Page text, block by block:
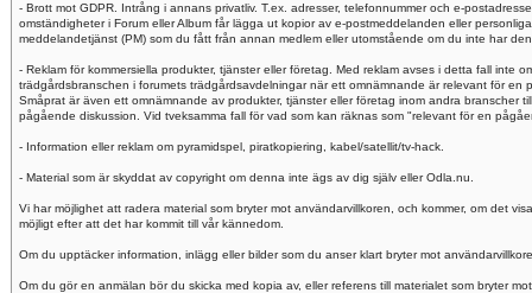
- Brott mot GDPR. Intrång i annans privatliv. T.ex. adresser, telefonnummer och e-
omständigheter i Forum eller Album får lägga ut kopior av e-postmeddelanden eller
meddelandetjänst (PM) som du fått från annan medlem eller utomstående om du inte har
- Reklam för kommersiella produkter, tjänster eller företag. Med reklam avses i detta fall inte
trädgårdsbranschen i forumets trädgårdsavdelningar när ett omnämnande är relevant för en
Småprat är även ett omnämnande av produkter, tjänster eller företag inom andra branscher
pågående diskussion. Vid tveksamma fall för vad som kan räknas som "relevant för en
- Information eller reklam om pyramidspel, piratkopiering, kabel/satellit/tv-hack.
- Material som är skyddat av copyright om denna inte ägs av dig själv eller Odla.nu.
Vi har möjlighet att radera material som bryter mot användarvillkoren, och kommer, om det
möjligt efter att det har kommit till vår kännedom.
Om du upptäcker information, inlägg eller bilder som du anser klart bryter mot
Om du gör en anmälan bör du skicka med kopia av, eller referens till materialet som bryter